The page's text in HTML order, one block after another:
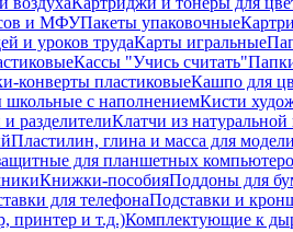
и МФУПакеты упаковочные
и уроков трудаКарты игральные
Кассы "Учись считать"
конверты пластиковыеКашпо для
с наполнениемКисти
разделителиКлатчи из натуральной
Пластилин, глина и масса для
для планшетных
Книжки-пособияПоддоны для
для телефонаПодставки и
принтер и т.д.)Комплектующие к